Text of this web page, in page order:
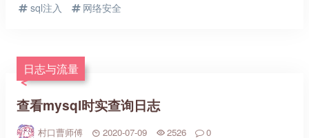
sql注入 网络安全
日志与流量
查看mysql时实查询日志
村口曹师傅 2020-07-09 2526 0